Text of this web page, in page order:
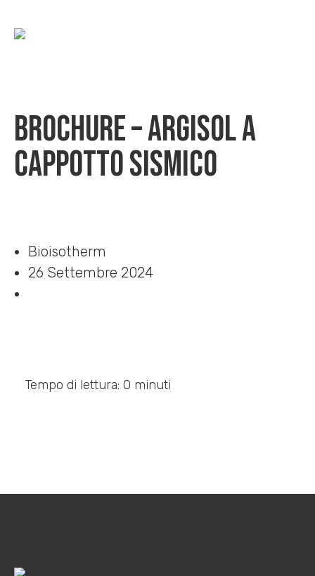
Brochure – Argisol a
cappotto sismico
Bioisotherm
26 Settembre 2024
Tempo di lettura: 0 minuti